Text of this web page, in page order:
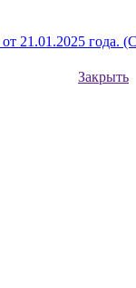
21.01.2025 года.
Закрыть